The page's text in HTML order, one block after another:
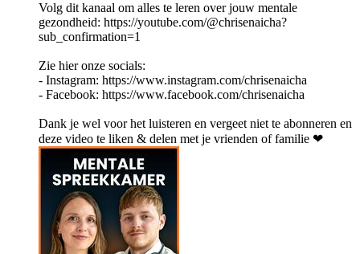
Volg dit kanaal om alles te leren over jouw mentale
gezondheid: https://youtube.com/@chrisenaicha?
sub_confirmation=1
Zie hier onze socials:
- Instagram: https://www.instagram.com/chrisenaicha
- Facebook: https://www.facebook.com/chrisenaicha
Dank je wel voor het luisteren en vergeet niet te abonneren en
deze video te liken & delen met je vrienden of familie ❤